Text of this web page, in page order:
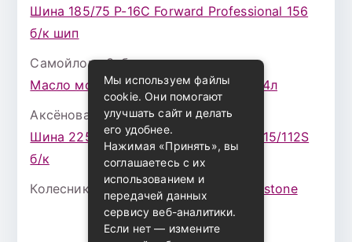
Шина 185/75 Р-16С Forward Professional 156
б/к шип
Самойлова Забавак записи
Масло моторное ZIC X7 (A+) 10W30 4л
Аксёнова Адельк записи
Шина 225/75 Р-16 Nokian Rotiva HT 115/112S
б/к
Колесникова Аурикак записи Bridgestone
Мы используем файлы
cookie. Они помогают
улучшать сайт и делать
его удобнее.
Нажимая «Принять», вы
соглашаетесь с их
использованием и
передачей данных
сервису веб-аналитики.
Если нет — измените